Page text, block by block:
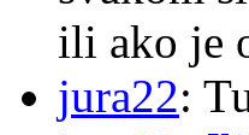
ili ako je
jura22: